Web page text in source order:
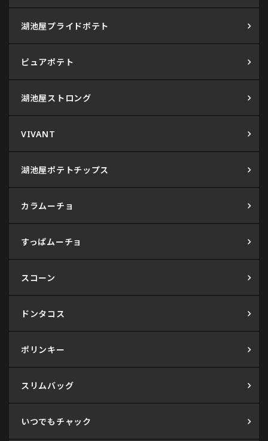
湖池屋プライドポテト
ピュアポテト
湖池屋ストロング
VIVANT
湖池屋ポテトチップス
カラムーチョ
すっぱムーチョ
スコーン
ドンタコス
ポリンキー
スリムバッグ
いつでもチャック